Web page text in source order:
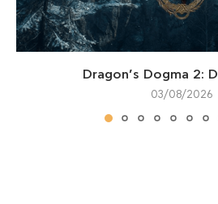
Dragon’s Dogma 2:
03/08/2026